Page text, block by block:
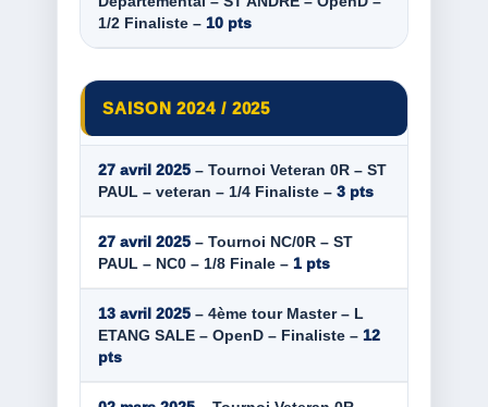
1/2 Finaliste – 10 pts
SAISON 2024 / 2025
27 avril 2025 – Tournoi Veteran 0R – ST
PAUL – veteran – 1/4 Finaliste – 3 pts
27 avril 2025 – Tournoi NC/0R – ST
PAUL – NC0 – 1/8 Finale – 1 pts
13 avril 2025 – 4ème tour Master – L
ETANG SALE – OpenD – Finaliste – 12
pts